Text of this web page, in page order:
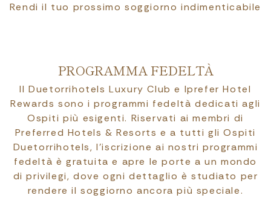
Rendi il tuo prossimo soggiorno indimenticabile
PROGRAMMA FEDELTÀ
Il Duetorrihotels Luxury Club e Iprefer Hotel
Rewards sono i programmi fedeltà dedicati agli
Ospiti più esigenti. Riservati ai membri di
Preferred Hotels & Resorts e a tutti gli Ospiti
Duetorrihotels, l’iscrizione ai nostri programmi
fedeltà è gratuita e apre le porte a un mondo
di privilegi, dove ogni dettaglio è studiato per
rendere il soggiorno ancora più speciale.